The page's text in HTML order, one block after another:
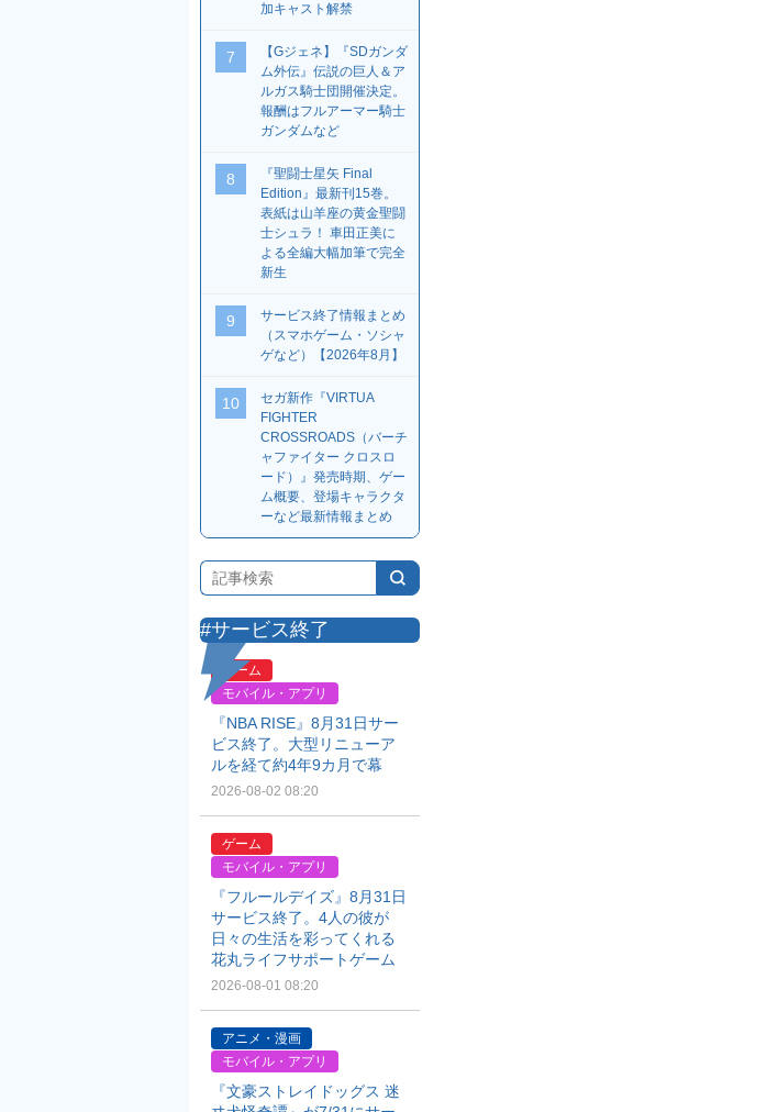
加キャスト解禁
7
【Gジェネ】『SDガンダ
ム外伝』伝説の巨人＆ア
ルガス騎士団開催決定。
報酬はフルアーマー騎士
ガンダムなど
8
『聖闘士星矢 Final
Edition』最新刊15巻。
表紙は山羊座の黄金聖闘
士シュラ！ 車田正美に
よる全編大幅加筆で完全
新生
9
サービス終了情報まとめ
（スマホゲーム・ソシャ
ゲなど）【2026年8月】
10
セガ新作『VIRTUA
FIGHTER
CROSSROADS（バーチ
ャファイター クロスロ
ード）』発売時期、ゲー
ム概要、登場キャラクタ
ーなど最新情報まとめ
#サービス終了
ゲーム
モバイル・アプリ
『NBA RISE』8月31日サー
ビス終了。大型リニューア
ルを経て約4年9カ月で幕
2026-08-02 08:20
ゲーム
モバイル・アプリ
『フルールデイズ』8月31日
サービス終了。4人の彼が
日々の生活を彩ってくれる
花丸ライフサポートゲーム
2026-08-01 08:20
アニメ・漫画
モバイル・アプリ
『文豪ストレイドッグス 迷